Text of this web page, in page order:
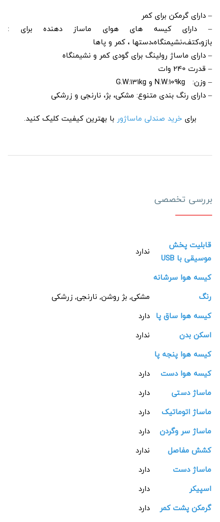
– دارای گرمکن برای کمر
– دارای کیسه های هوای ماساز دهنده برای :
بازو،کتف،نشیمنگاه،دستها ، کمر و پاها
– دارای ماساژ رولینگ برای گودی کمر و نشیمنگاه
– قدرت 240 وات
– وزن: N.W:109kg و G.W:131kg
– دارای رنگ بندی متنوع: مشکی، بژ، نارنجی و زرشکی
برای خرید صندلی ماساژور با بهترین کیفیت کلیک کنید.
بررسی تخصصی
قابلیت پخش
موسیقی با USB
ندارد
کیسه هوا سرشانه
رنگ
مشکی, بژ روشن, نارنجی, زرشکی
کیسه هوا ساق پا
دارد
اسکن بدن
ندارد
کیسه هوا پنجه پا
کیسه هوا دست
دارد
ماساژ دستی
دارد
ماساژ اتوماتیک
دارد
ماساژ سر وگردن
دارد
کشش مفاصل
ندارد
ماساژ دست
دارد
اسپیکر
دارد
گرمکن پشت کمر
دارد